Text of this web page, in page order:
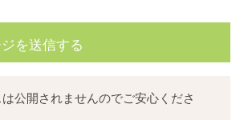
を送信する
公開されませんのでご安心くださ